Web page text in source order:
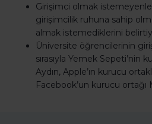
Girişimci olmak
girişimcilik ruhuna sahip
almak istemediklerini
Üniversite öğrencilerinin
sırasıyla Yemek Sepeti’nin
Aydın, Apple’ın kurucu
Facebook’un kurucu